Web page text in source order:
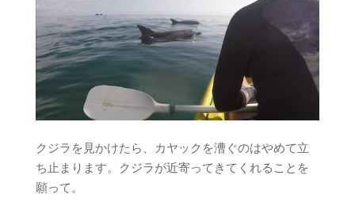
クジラを見かけたら、カヤックを漕ぐのはやめて立
ち止まります。クジラが近寄ってきてくれることを
願って。